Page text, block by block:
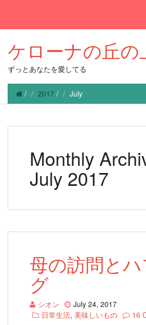
ケローナの丘の
ずっとあなたを愛してる
/ 2017 / July
Monthly
July 2017
母の訪問と
グ
シオン
July 24, 2017
日常生活, 美味しいもの
16